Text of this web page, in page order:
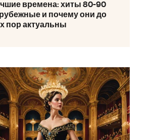
времена: хиты 80-90
и почему они до
пор актуальны